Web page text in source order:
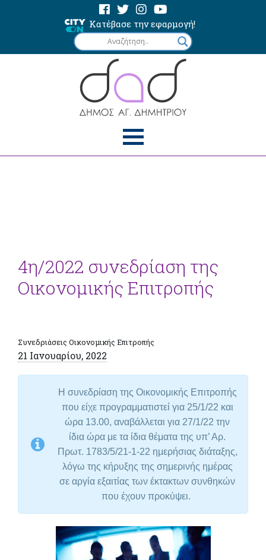
Κατέβασε την εφαρμογή!
4η/2022 συνεδρίαση της
Οικονομικής Επιτροπής
Συνεδριάσεις Οικονομικής Επιτροπής
21 Ιανουαρίου, 2022
Η συνεδρίαση της Οικονομικής Επιτροπής
που είχε προγραμματιστεί για 25/1/22 και
ώρα 13.00, αναβάλλεται για 27/1/22 την
ίδια ώρα με τα ίδια θέματα της υπ’ Αρ.
Πρωτ. 1783/5/21-1-22 ημερήσιας διάταξης,
λόγω της κήρυξης της σημερινής ημέρας
σε αργία εξαιτίας των έκτακτων συνθηκών
που έχουν προκύψει.